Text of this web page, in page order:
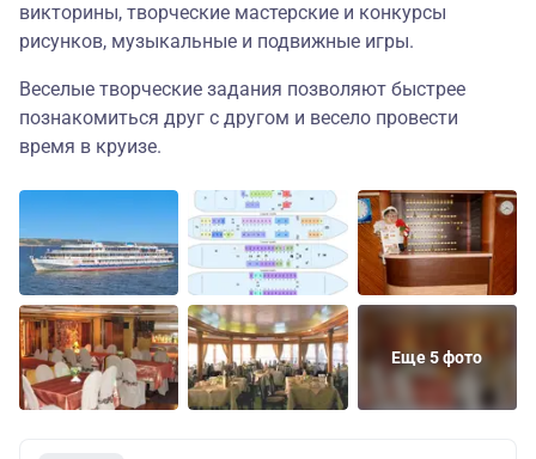
викторины, творческие мастерские и конкурсы
рисунков, музыкальные и подвижные игры.
Веселые творческие задания позволяют быстрее
познакомиться друг с другом и весело провести
время в круизе.
Еще 5 фото